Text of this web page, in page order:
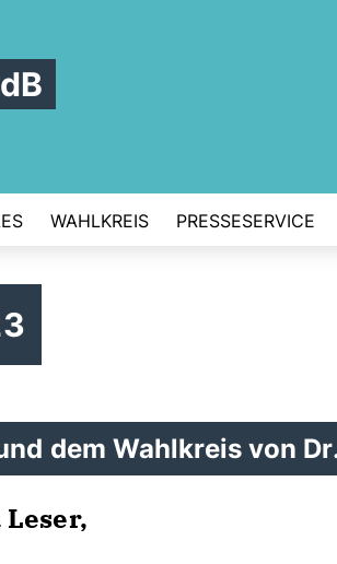
WAHLKREIS PRESSESERVICE
dem Wahlkreis von